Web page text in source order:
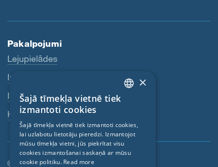
Pakalpojumi
Lejupielādes
Internetveikals
Izplatītāji
Kontaktpersona
© SIGA 2026
ENGLISH
FRENCH
CZECH
×
Šajā tīmekļa vietnē tiek
izmantoti cookies
Šajā tīmekļa vietnē tiek izmantoti cookies,
lai uzlabotu lietotāju pieredzi. Izmantojot
mūsu tīmekļa vietni, jūs piekrītat visu
cookies izmantošanai saskaņā ar mūsu
cookie politiku. Read more